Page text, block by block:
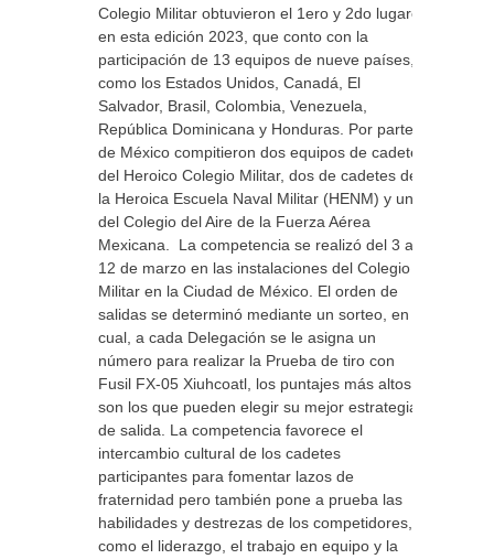
Colegio Militar obtuvieron el 1ero y 2do lugares
en esta edición 2023, que conto con la
participación de 13 equipos de nueve países,
como los Estados Unidos, Canadá, El
Salvador, Brasil, Colombia, Venezuela,
República Dominicana y Honduras. Por parte
de México compitieron dos equipos de cadetes
del Heroico Colegio Militar, dos de cadetes de
la Heroica Escuela Naval Militar (HENM) y uno
del Colegio del Aire de la Fuerza Aérea
Mexicana. La competencia se realizó del 3 al
12 de marzo en las instalaciones del Colegio
Militar en la Ciudad de México. El orden de
salidas se determinó mediante un sorteo, en el
cual, a cada Delegación se le asigna un
número para realizar la Prueba de tiro con
Fusil FX-05 Xiuhcoatl, los puntajes más altos
son los que pueden elegir su mejor estrategia
de salida. La competencia favorece el
intercambio cultural de los cadetes
participantes para fomentar lazos de
fraternidad pero también pone a prueba las
habilidades y destrezas de los competidores,
como el liderazgo, el trabajo en equipo y la